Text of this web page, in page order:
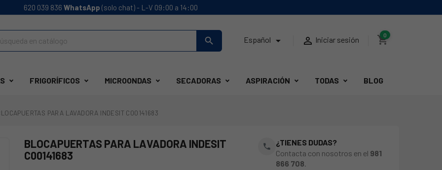
620 039 836 WhatsApp (solo chat) - L-V 09:00 a 14:00
search Español   Iniciar sesión shopping_cart
0
FRIGORÍFICOS MICROONDAS SECADORAS ASPIRACIÓN TODAS BLOG
PARA LAVADORA INDESIT C00141683
BLOCAPUERTAS PARA LAVADORA INDESIT
C00141683
phone
¿TIENES DUDAS?
Contacta con nosotros en el 981
866 708.